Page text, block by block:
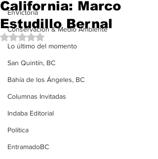
EnVictoria
Conservación & Medio Ambiente
Lo último del momento
San Quintín, BC
Bahía de los Ángeles, BC
Columnas Invitadas
Indaba Editorial
Política
EntramadoBC
California: Marco
Estudillo Bernal
Obtuvo NaN de 5 estrellas.